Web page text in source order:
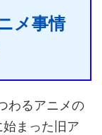
メ事情
わるアニメの
まった旧ア